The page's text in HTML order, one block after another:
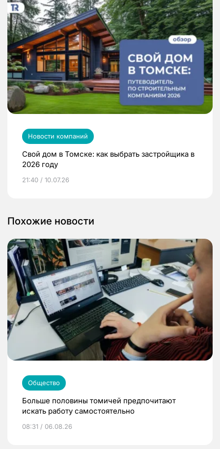
Новости компаний
Свой дом в Томске: как выбрать застройщика в
2026 году
21:40 / 10.07.26
Похожие новости
Общество
Больше половины томичей предпочитают
искать работу самостоятельно
08:31 / 06.08.26